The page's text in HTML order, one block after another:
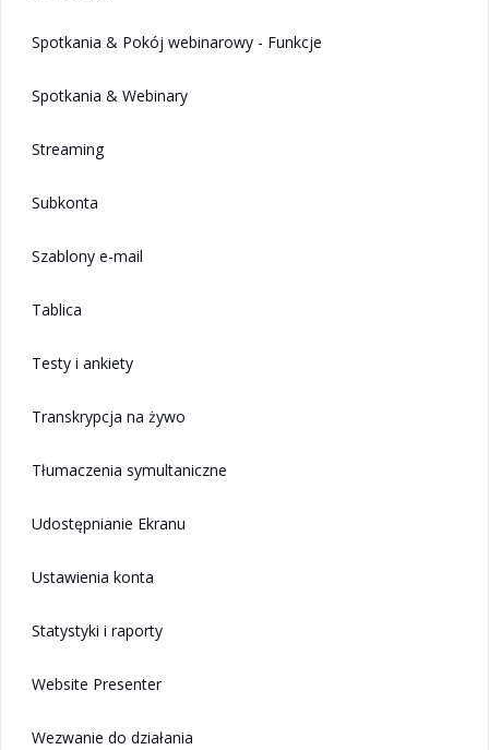
Spotkania & Pokój webinarowy - Funkcje
Spotkania & Webinary
Streaming
Subkonta
Szablony e-mail
Tablica
Testy i ankiety
Transkrypcja na żywo
Tłumaczenia symultaniczne
Udostępnianie Ekranu
Ustawienia konta
Statystyki i raporty
Website Presenter
Wezwanie do działania